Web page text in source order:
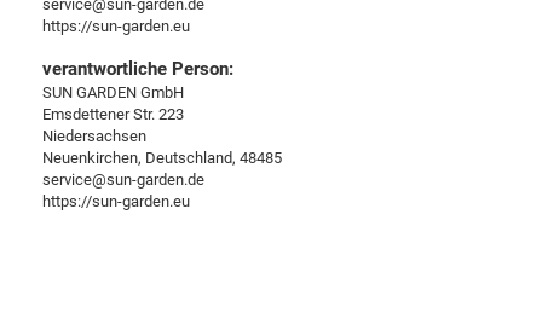
service@sun-garden.de
https://sun-garden.eu
verantwortliche Person:
SUN GARDEN GmbH
Emsdettener Str. 223
Niedersachsen
Neuenkirchen, Deutschland, 48485
service@sun-garden.de
https://sun-garden.eu